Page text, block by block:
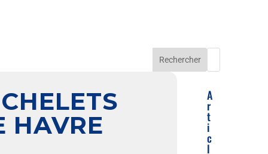
HAVRE
A
r
t
i
c
l